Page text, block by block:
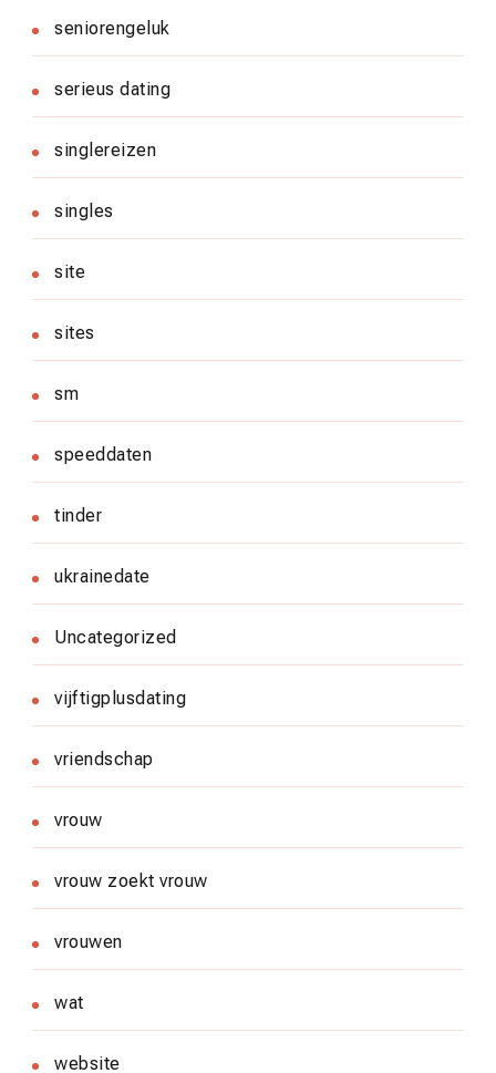
seniorengeluk
serieus dating
singlereizen
singles
site
sites
sm
speeddaten
tinder
ukrainedate
Uncategorized
vijftigplusdating
vriendschap
vrouw
vrouw zoekt vrouw
vrouwen
wat
website